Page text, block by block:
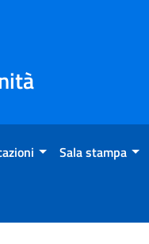
Sala stampa